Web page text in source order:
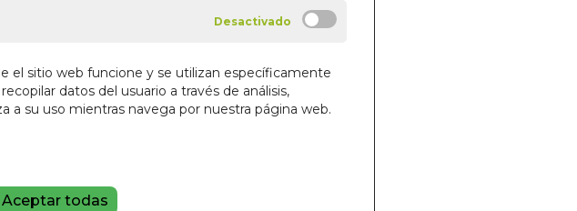
el sitio web funcione y se utilizan específicamente
datos del usuario a través de análisis,
a su uso mientras navega por nuestra página web.
Aceptar todas
Añadir a la cesta